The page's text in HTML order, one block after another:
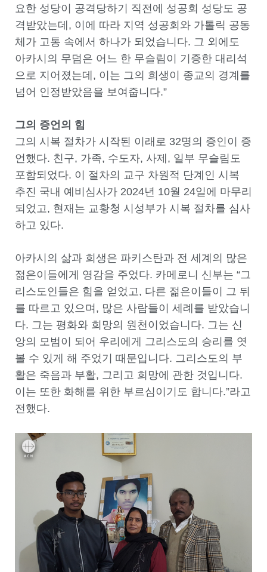
요한 성당이 공격당하기 직전에 성공회 성당도 공
격받았는데, 이에 따라 지역 성공회와 가톨릭 공동
체가 고통 속에서 하나가 되었습니다. 그 외에도
아카시의 무덤은 어느 한 무슬림이 기증한 대리석
으로 지어졌는데, 이는 그의 희생이 종교의 경계를
넘어 인정받았음을 보여줍니다.”
그의 증언의 힘
그의 시복 절차가 시작된 이래로 32명의 증인이 증
언했다. 친구, 가족, 수도자, 사제, 일부 무슬림도
포함되었다. 이 절차의 교구 차원적 단계인 시복
추진 국내 예비심사가 2024년 10월 24일에 마무리
되었고, 현재는 교황청 시성부가 시복 절차를 심사
하고 있다.
아카시의 삶과 희생은 파키스탄과 전 세계의 많은
젊은이들에게 영감을 주었다. 카메로니 신부는 “그
리스도인들은 힘을 얻었고, 다른 젊은이들이 그 뒤
를 따르고 있으며, 많은 사람들이 세례를 받았습니
다. 그는 평화와 희망의 원천이었습니다. 그는 신
앙의 모범이 되어 우리에게 그리스도의 승리를 엿
볼 수 있게 해 주었기 때문입니다. 그리스도의 부
활은 죽음과 부활, 그리고 희망에 관한 것입니다.
이는 또한 화해를 위한 부르심이기도 합니다.”라고
전했다.